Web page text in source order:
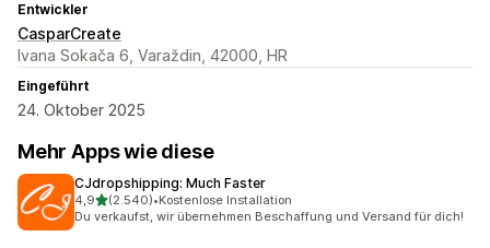
Entwickler
CasparCreate
Ivana Sokača 6, Varaždin, 42000, HR
Eingeführt
24. Oktober 2025
Mehr Apps wie diese
CJdropshipping: Much Faster
4,9von 5 Sternen
(2.540)
2540 Rezensionen insgesamt
•Kostenlose Installation
Du verkaufst, wir übernehmen Beschaffung und Versand für dich!